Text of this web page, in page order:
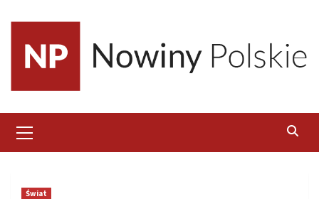
content
Menu
Świat